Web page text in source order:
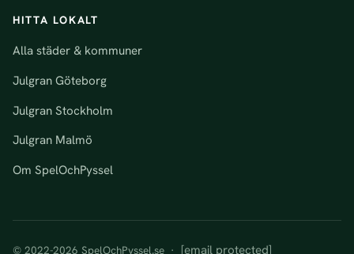
HITTA LOKALT
Alla städer & kommuner
Julgran Göteborg
Julgran Stockholm
Julgran Malmö
Om SpelOchPyssel
© 2022-2026 SpelOchPyssel.se · [email protected]